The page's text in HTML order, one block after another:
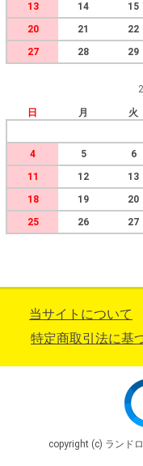
13
14 15
20
21 22
27
28 29
日 月 火
4
5 6
11
12 13
18
19 20
25
26 27
当サイトについて
特定商取引法に基
copyright (c) ランド